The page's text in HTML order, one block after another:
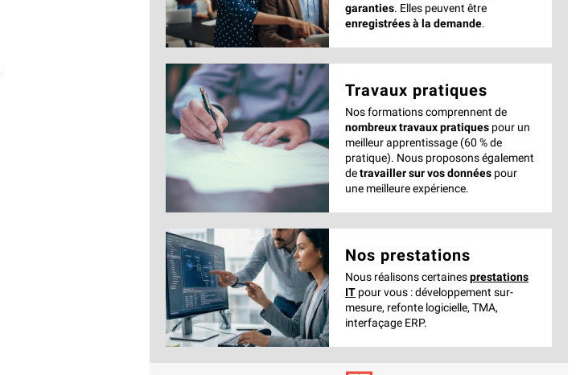
garanties. Elles peuvent être
enregistrées à la demande.
Travaux pratiques
Nos formations comprennent de
nombreux travaux pratiquespour un
meilleur apprentissage (60 % de
pratique). Nous proposons également
detravailler sur vos donnéespour
une meilleure expérience.
Nos prestations
Nous réalisons certainesprestations
ITpour vous : développement sur-
mesure, refonte logicielle, TMA,
interfaçage ERP.